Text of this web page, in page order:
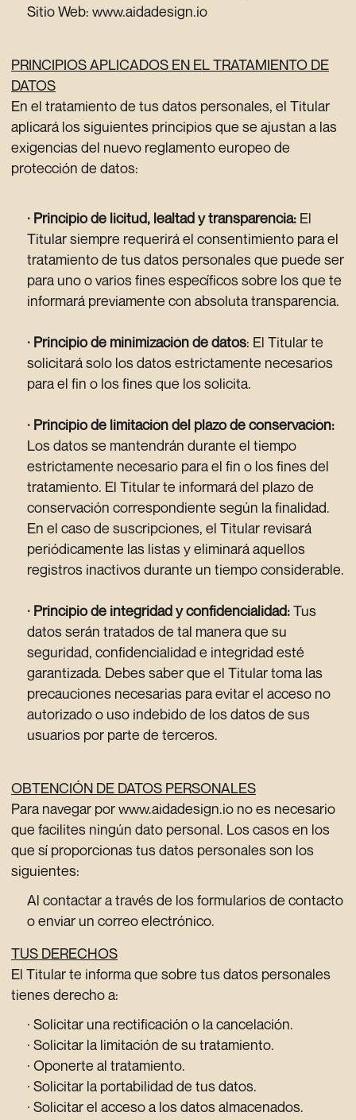
Sitio Web: www.aidadesign.io
PRINCIPIOS APLICADOS EN EL TRATAMIENTO DE
DATOS
En el tratamiento de tus datos personales, el Titular
aplicará los siguientes principios que se ajustan a las
exigencias del nuevo reglamento europeo de
protección de datos:
· Principio de licitud, lealtad y transparencia: El
Titular siempre requerirá el consentimiento para el
tratamiento de tus datos personales que puede ser
para uno o varios fines específicos sobre los que te
informará previamente con absoluta transparencia.
· Principio de minimización de datos: El Titular te
solicitará solo los datos estrictamente necesarios
para el fin o los fines que los solicita.
· Principio de limitación del plazo de conservación:
Los datos se mantendrán durante el tiempo
estrictamente necesario para el fin o los fines del
tratamiento. El Titular te informará del plazo de
conservación correspondiente según la finalidad.
En el caso de suscripciones, el Titular revisará
periódicamente las listas y eliminará aquellos
registros inactivos durante un tiempo considerable.
· Principio de integridad y confidencialidad:Tus
datos serán tratados de tal manera que su
seguridad, confidencialidad e integridad esté
garantizada. Debes saber que el Titular toma las
precauciones necesarias para evitar el acceso no
autorizado o uso indebido de los datos de sus
usuarios por parte de terceros.
OBTENCIÓN DE DATOS PERSONALES
Para navegar por www.aidadesign.io no es necesario
que facilites ningún dato personal. Los casos en los
que sí proporcionas tus datos personales son los
siguientes:
Al contactar a través de los formularios de contacto
o enviar un correo electrónico.
TUS DERECHOS
El Titular te informa que sobre tus datos personales
tienes derecho a:
· Solicitar una rectificación o la cancelación.
· Solicitar la limitación de su tratamiento.
· Oponerte al tratamiento.
· Solicitar la portabilidad de tus datos.
· Solicitar el acceso a los datos almacenados.